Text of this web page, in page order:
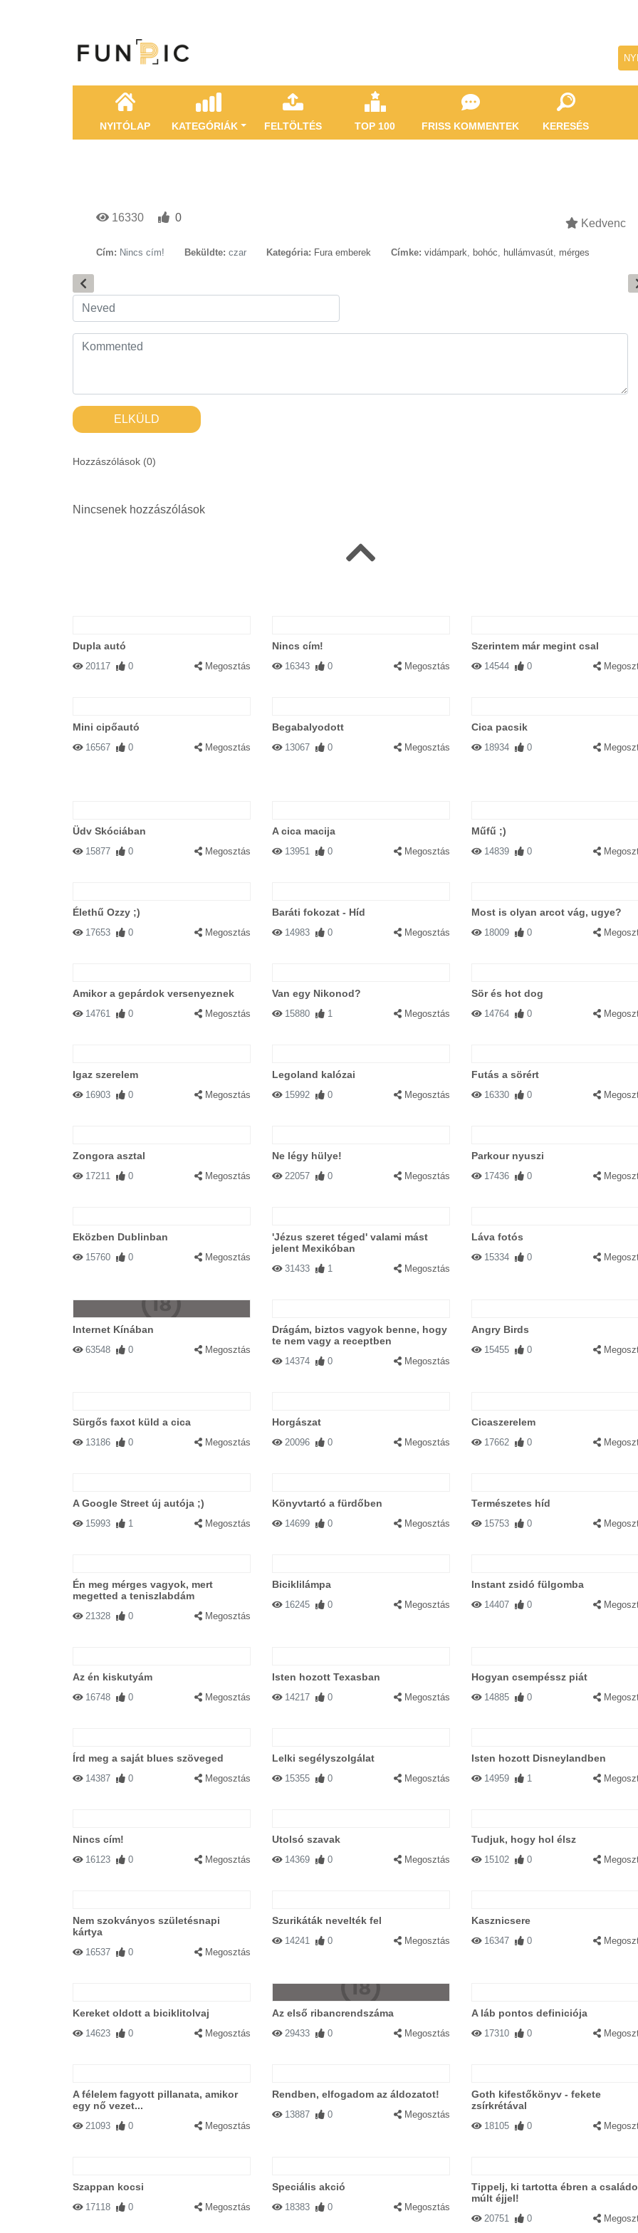
NYITÓLAP KATEGÓRIÁK FELTÖLTÉS TOP 100 FRISS KOMMENTEK KERESÉS
16330 0 Kedvenc
Cím: Nincs cím! Beküldte: czar Kategória: Fura emberek Címke: vidámpark, bohóc, hullámvasút, mérges
ELKÜLD
Hozzászólások (0)
Nincsenek hozzászólások
Dupla autó
20117 0 Megosztás
Nincs cím!
16343 0 Megosztás
Szerintem már megint csal
14544 0
Mini cipőautó
16567 0 Megosztás
Begabalyodott
13067 0 Megosztás
Cica pacsik
18934 0
Üdv Skóciában
15877 0 Megosztás
A cica macija
13951 0 Megosztás
Műfű ;)
14839 0
Élethű Ozzy ;)
17653 0 Megosztás
Baráti fokozat - Híd
14983 0 Megosztás
Most is olyan arcot vág, ugye?
18009 0
Amikor a gepárdok versenyeznek
14761 0 Megosztás
Van egy Nikonod?
15880 1 Megosztás
Sör és hot dog
14764 0
Igaz szerelem
16903 0 Megosztás
Legoland kalózai
15992 0 Megosztás
Futás a sörért
16330 0
Zongora asztal
17211 0 Megosztás
Ne légy hülye!
22057 0 Megosztás
Parkour nyuszi
17436 0
Eközben Dublinban
15760 0 Megosztás
'Jézus szeret téged' valami mást
jelent Mexikóban
31433 1 Megosztás
Láva fotós
15334 0
Internet Kínában
63548 0 Megosztás
Drágám, biztos vagyok benne, hogy
te nem vagy a receptben
14374 0 Megosztás
Angry Birds
15455 0
Sürgős faxot küld a cica
13186 0 Megosztás
Horgászat
20096 0 Megosztás
Cicaszerelem
17662 0
A Google Street új autója ;)
15993 1 Megosztás
Könyvtartó a fürdőben
14699 0 Megosztás
Természetes híd
15753 0
Én meg mérges vagyok, mert
megetted a teniszlabdám
21328 0 Megosztás
Biciklilámpa
16245 0 Megosztás
Instant zsidó fülgomba
14407 0
Az én kiskutyám
16748 0 Megosztás
Isten hozott Texasban
14217 0 Megosztás
Hogyan csempéssz piát
14885 0
Írd meg a saját blues szöveged
14387 0 Megosztás
Lelki segélyszolgálat
15355 0 Megosztás
Isten hozott Disneylandben
14959 1
Nincs cím!
16123 0 Megosztás
Utolsó szavak
14369 0 Megosztás
Tudjuk, hogy hol élsz
15102 0
Nem szokványos születésnapi
kártya
16537 0 Megosztás
Szurikáták nevelték fel
14241 0 Megosztás
Kasznicsere
16347 0
Kereket oldott a biciklitolvaj
14623 0 Megosztás
Az első ribancrendszáma
29433 0 Megosztás
A láb pontos definiciója
17310 0
A félelem fagyott pillanata, amikor
egy nő vezet...
21093 0 Megosztás
Rendben, elfogadom az áldozatot!
13887 0 Megosztás
Goth kifestőkönyv - fekete
zsírkrétával
18105 0
Szappan kocsi
17118 0 Megosztás
Speciális akció
18383 0 Megosztás
Tippelj, ki tartotta ébren a
múlt éjjel!
20751 0